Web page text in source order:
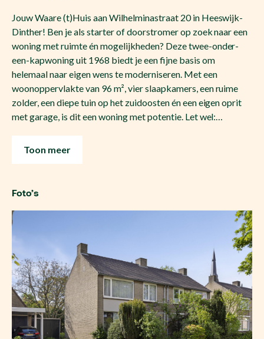
Jouw Waare (t)Huis aan Wilhelminastraat 20 in Heeswijk-
Dinther! Ben je als starter of doorstromer op zoek naar een
woning met ruimte én mogelijkheden? Deze twee-onder-
een-kapwoning uit 1968 biedt je een fijne basis om
helemaal naar eigen wens te moderniseren. Met een
woonoppervlakte van 96 m², vier slaapkamers, een ruime
zolder, een diepe tuin op het zuidoosten én een eigen oprit
met garage, is dit een woning met potentie. Let wel:…
Toon meer
Foto’s